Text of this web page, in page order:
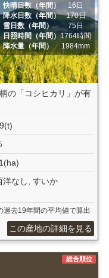
快晴日数（年間）
16日
降水日数（年間）
170日
雪日数（年間）
75日
日照時間（年間）1764時間
降水量（年間）
1984mm
の「コシヒカリ」が有
洋なし, すいか
去19年間の平均値で算出
この産地の詳細を見る
総合順位